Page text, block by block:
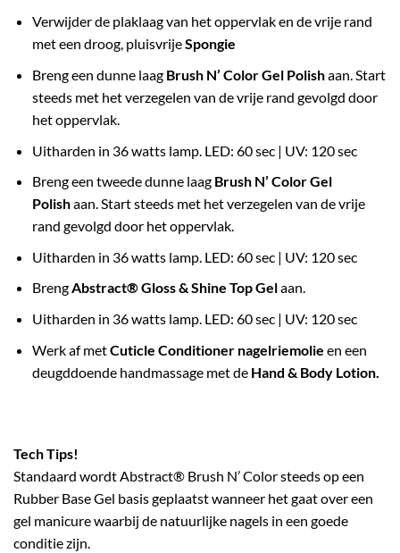
Verwijder de plaklaag van het oppervlak en de vrije rand
met een droog, pluisvrijeSpongie
Breng een dunne laag Brush N’ Color Gel Polishaan. Start
steeds met het verzegelen van de vrije rand gevolgd door
het oppervlak.
Uitharden in 36 watts lamp. LED: 60 sec | UV: 120 sec
Breng een tweede dunne laag Brush N’ Color Gel
Polishaan. Start steeds met het verzegelen van de vrije
rand gevolgd door het oppervlak.
Uitharden in 36 watts lamp. LED: 60 sec | UV: 120 sec
BrengAbstract® Gloss & Shine Top Gelaan.
Uitharden in 36 watts lamp. LED: 60 sec | UV: 120 sec
Werk af metCuticle Conditioner nagelriemolie en een
deugddoende handmassage met de Hand & Body Lotion.
Tech Tips!
Standaard wordt Abstract® Brush N’ Color steeds op een
Rubber Base Gel basis geplaatst wanneer het gaat over een
gel manicure waarbij de natuurlijke nagels in een goede
conditie zijn.